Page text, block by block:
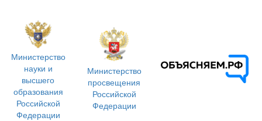
Министерство
науки и
высшего
образования
Российской
Федерации
Министерство
просвещения
Российской
Федерации